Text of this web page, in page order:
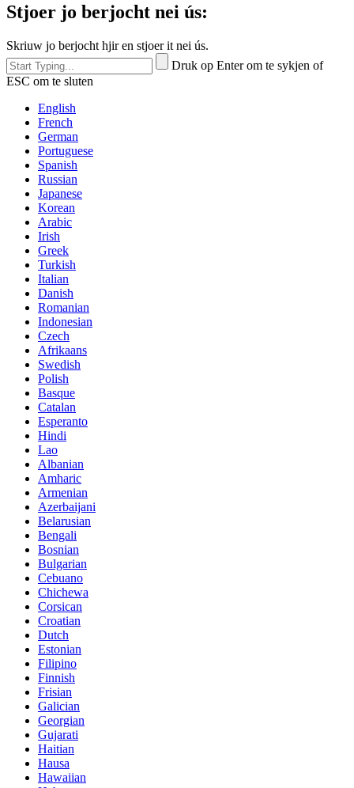
Stjoer jo berjocht nei ús:
Skriuw jo berjocht hjir en stjoer it nei ús.
Druk op Enter om te sykjen of
ESC om te sluten
English
French
German
Portuguese
Spanish
Russian
Japanese
Korean
Arabic
Irish
Greek
Turkish
Italian
Danish
Romanian
Indonesian
Czech
Afrikaans
Swedish
Polish
Basque
Catalan
Esperanto
Hindi
Lao
Albanian
Amharic
Armenian
Azerbaijani
Belarusian
Bengali
Bosnian
Bulgarian
Cebuano
Chichewa
Corsican
Croatian
Dutch
Estonian
Filipino
Finnish
Frisian
Galician
Georgian
Gujarati
Haitian
Hausa
Hawaiian